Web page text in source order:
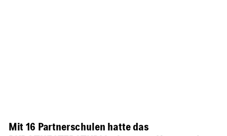
Mit 16 Partnerschulen hatte das